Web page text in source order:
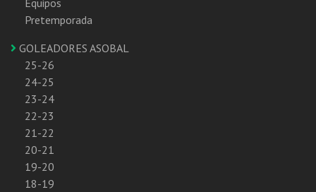
Pretemporada
GOLEADORES ASOBAL
25-26
24-25
23-24
22-23
21-22
20-21
19-20
18-19